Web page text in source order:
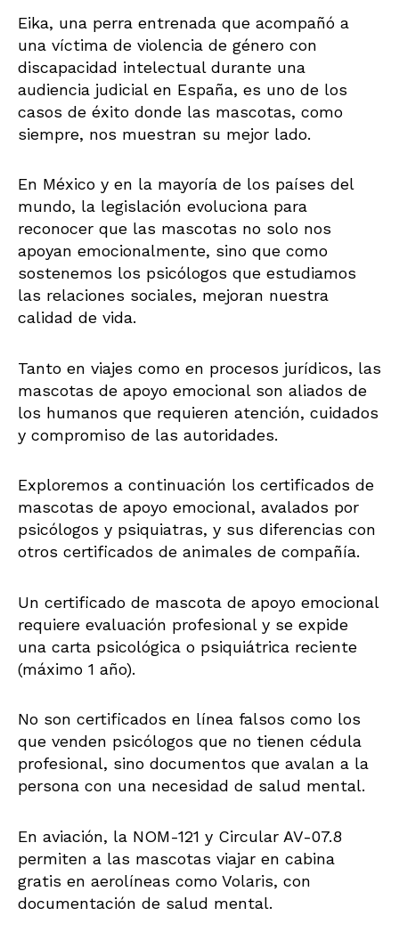
Eika, una perra entrenada que acompañó a
una víctima de violencia de género con
discapacidad intelectual durante una
audiencia judicial en España, es uno de los
casos de éxito donde las mascotas, como
siempre, nos muestran su mejor lado.
En México y en la mayoría de los países del
mundo, la legislación evoluciona para
reconocer que las mascotas no solo nos
apoyan emocionalmente, sino que como
sostenemos los psicólogos que estudiamos
las relaciones sociales, mejoran nuestra
calidad de vida.
Tanto en viajes como en procesos jurídicos, las
mascotas de apoyo emocional son aliados de
los humanos que requieren atención, cuidados
y compromiso de las autoridades.
Exploremos a continuación los certificados de
mascotas de apoyo emocional, avalados por
psicólogos y psiquiatras, y sus diferencias con
otros certificados de animales de compañía.
Un certificado de mascota de apoyo emocional
requiere evaluación profesional y se expide
una carta psicológica o psiquiátrica reciente
(máximo 1 año).
No son certificados en línea falsos como los
que venden psicólogos que no tienen cédula
profesional, sino documentos que avalan a la
persona con una necesidad de salud mental.
En aviación, la NOM-121 y Circular AV-07.8
permiten a las mascotas viajar en cabina
gratis en aerolíneas como Volaris, con
documentación de salud mental.